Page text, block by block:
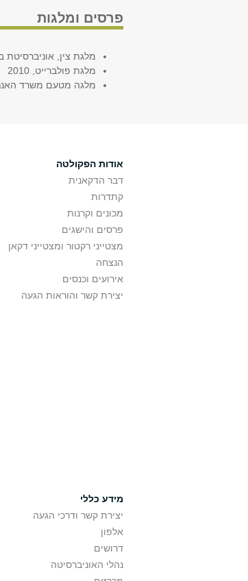
פרסים ומלגות
מלגת צין, אוניברסיטת בן
מלגת פולברייט, 2010
מלגה מטעם משרד האנרגיה
אודות הפקולטה
דבר הדקאנית
קתדרות
מכונים וקרנות
פרסים והישגים
מצטייני רקטור ומצטייני דקאן
הנצחה
אירועים וכנסים
יצירת קשר והוראות הגעה
מידע כללי
יצירת קשר ודרכי הגעה
אלפון
דרושים
נהלי האוניברסיטה